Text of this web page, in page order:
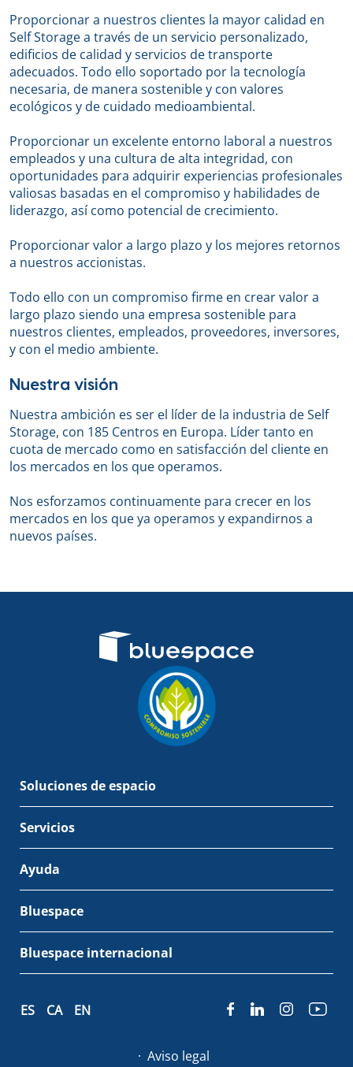
Proporcionar a nuestros clientes la mayor calidad en
Self Storage a través de un servicio personalizado,
edificios de calidad y servicios de transporte
adecuados. Todo ello soportado por la tecnología
necesaria, de manera sostenible y con valores
ecológicos y de cuidado medioambiental.
Proporcionar un excelente entorno laboral a nuestros
empleados y una cultura de alta integridad, con
oportunidades para adquirir experiencias profesionales
valiosas basadas en el compromiso y habilidades de
liderazgo, así como potencial de crecimiento.
Proporcionar valor a largo plazo y los mejores retornos
a nuestros accionistas.
Todo ello con un compromiso firme en crear valor a
largo plazo siendo una empresa sostenible para
nuestros clientes, empleados, proveedores, inversores,
y con el medio ambiente.
Nuestra visión
Nuestra ambición es ser el líder de la industria de Self
Storage, con 185 Centros en Europa. Líder tanto en
cuota de mercado como en satisfacción del cliente en
los mercados en los que operamos.
Nos esforzamos continuamente para crecer en los
mercados en los que ya operamos y expandirnos a
nuevos países.
Soluciones de espacio
Servicios
Ayuda
Bluespace
Bluespace internacional
Aviso legal
ES CA EN